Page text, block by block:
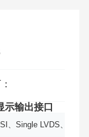
示输出接口
、Single LVDS、EDP